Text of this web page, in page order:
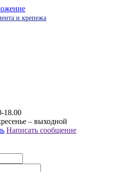
и крепежа
18.00
– выходной
Написать сообщение